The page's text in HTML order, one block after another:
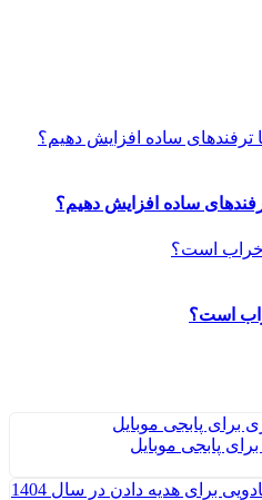
ساده افزایش دهیم؟